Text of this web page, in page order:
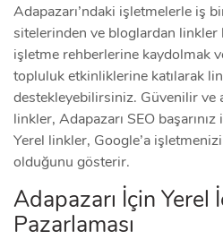
Adapazarı’ndaki işletmelerle iş
sitelerinden ve bloglardan linkler
işletme rehberlerine kaydolmak
topluluk etkinliklerine katılarak
destekleyebilirsiniz. Güvenilir ve
linkler, Adapazarı SEO
Yerel linkler, Google’a
olduğunu gösterir.
Adapazarı İçin Yerel
Pazarlaması